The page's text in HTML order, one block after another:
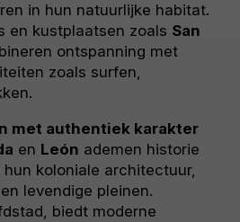
in hun natuurlijke habitat.
en kustplaatsen zoals San
ontspanning met
zoals surfen,
met authentiek karakter
en León ademen historie
koloniale architectuur,
levendige pleinen.
biedt moderne